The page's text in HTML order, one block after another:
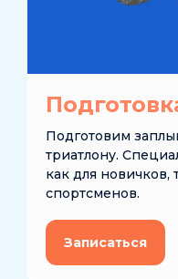
Подготовим
триатлону.
как для новичков,
спортсменов.
Записаться